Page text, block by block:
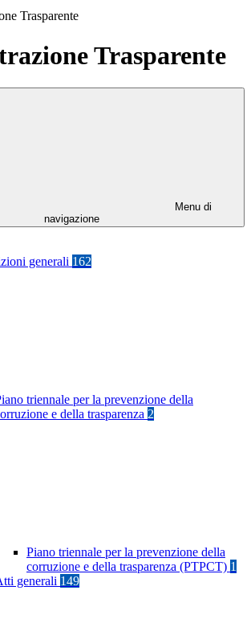
Trasparente
Trasparente
Menu di
navigazione
generali 162
triennale per la prevenzione della
e della trasparenza 2
Piano triennale per la prevenzione della
corruzione e della trasparenza (PTPCT) 1
generali 149